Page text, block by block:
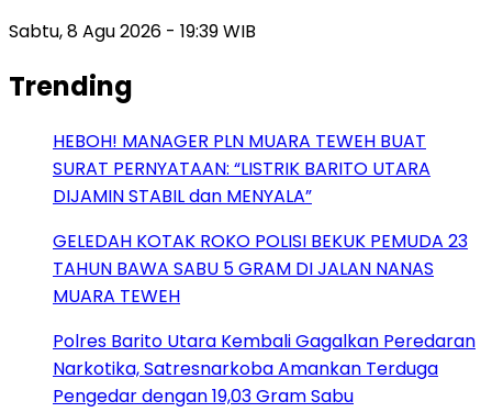
Sabtu, 8 Agu 2026 - 19:39 WIB
Trending
HEBOH! MANAGER PLN MUARA TEWEH BUAT
SURAT PERNYATAAN: “LISTRIK BARITO UTARA
DIJAMIN STABIL dan MENYALA”
GELEDAH KOTAK ROKO POLISI BEKUK PEMUDA 23
TAHUN BAWA SABU 5 GRAM DI JALAN NANAS
MUARA TEWEH
Polres Barito Utara Kembali Gagalkan Peredaran
Narkotika, Satresnarkoba Amankan Terduga
Pengedar dengan 19,03 Gram Sabu